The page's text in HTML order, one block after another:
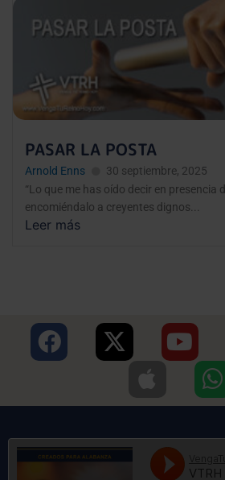
PASAR LA POSTA
Arnold Enns
30 septiembre, 2025
“Lo que me has oído decir en presencia
encomiéndalo a creyentes dignos...
Leer más
F
a
e
o
X
-
w
t
Y
o
t
b
e
A
p
l
h
a
t